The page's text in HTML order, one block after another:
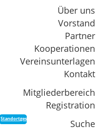
Über uns
Vorstand
Partner
Kooperationen
Vereinsunterlagen
Kontakt
Mitgliederbereich
Registration
Suche
Standortgespräch